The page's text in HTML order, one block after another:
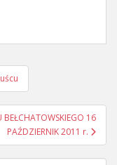
BEŁCHATOWSKIEGO 16
PAŹDZIERNIK 2011 r.